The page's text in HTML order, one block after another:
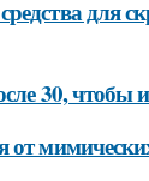
для
30,